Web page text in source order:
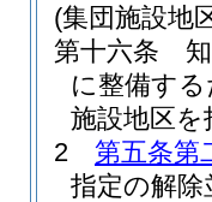
(集団施設地
第十六条
に整備す
施設地区
2
第五条第
指定の解